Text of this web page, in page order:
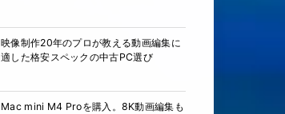
映像制作20年のプロが教える動画編集に
適した格安スペックの中古PC選び
Mac mini M4 Proを購入。8K動画編集も